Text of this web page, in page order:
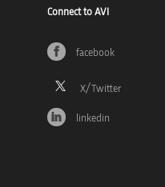
Connect to AVI
facebook
linkedin